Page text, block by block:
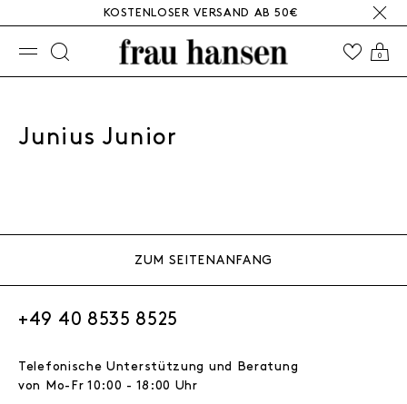
KOSTENLOSER VERSAND AB 50€
0
☰
Junius Junior
ZUM SEITENANFANG
+49 40 8535 8525
Telefonische Unterstützung und Beratung
von Mo-Fr 10:00 - 18:00 Uhr